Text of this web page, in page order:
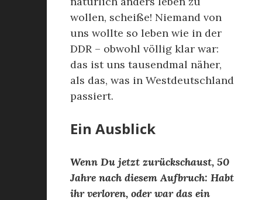
wollen, scheiße! Niemand von
uns wollte so leben wie in der
DDR – obwohl völlig klar war:
das ist uns tausendmal näher,
als das, was in Westdeutschland
passiert.
Ein Ausblick
Wenn Du jetzt zurückschaust, 50
Jahre nach diesem Aufbruch: Habt
ihr verloren, oder war das ein